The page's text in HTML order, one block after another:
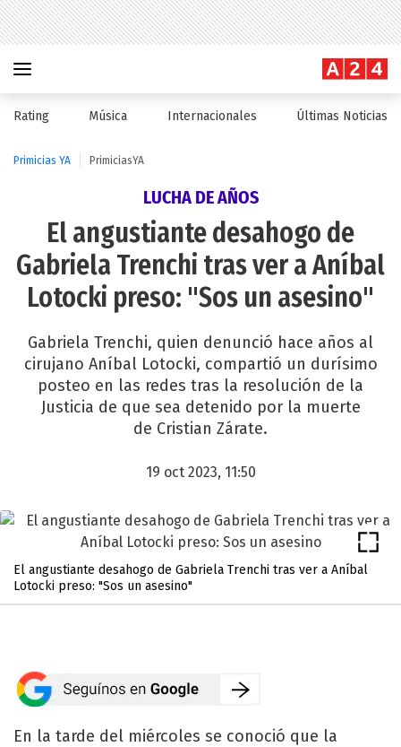
Rating Música Internacionales Últimas Noticias
Primicias YA PrimiciasYA
LUCHA DE AÑOS
El angustiante desahogo de
Gabriela Trenchi tras ver a Aníbal
Lotocki preso: "Sos un asesino"
Gabriela Trenchi, quien denunció hace años al
cirujano Aníbal Lotocki, compartió un durísimo
posteo en las redes tras la resolución de la
Justicia de que sea detenido por la muerte
de Cristian Zárate.
19 oct 2023, 11:50
El angustiante desahogo de Gabriela Trenchi tras ver a Aníbal
Lotocki preso: "Sos un asesino"
En la tarde del miércoles se conoció que la